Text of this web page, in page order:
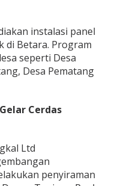
instalasi panel
di Betara. Program
seperti Desa
Desa Pematang
Cerdas
Ltd
penyiraman